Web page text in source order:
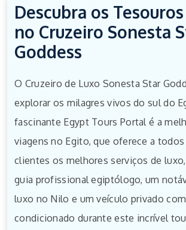
Descubra os
no Cruzeiro Sonesta
Goddess
O Cruzeiro de Luxo Sonesta Star
explorar os milagres vivos do sul do
fascinante Egypt Tours Portal é a
viagens no Egito, que oferece a
clientes os melhores serviços de
guia profissional egiptólogo, um
luxo no Nilo e um veículo privado
condicionado durante este incrível